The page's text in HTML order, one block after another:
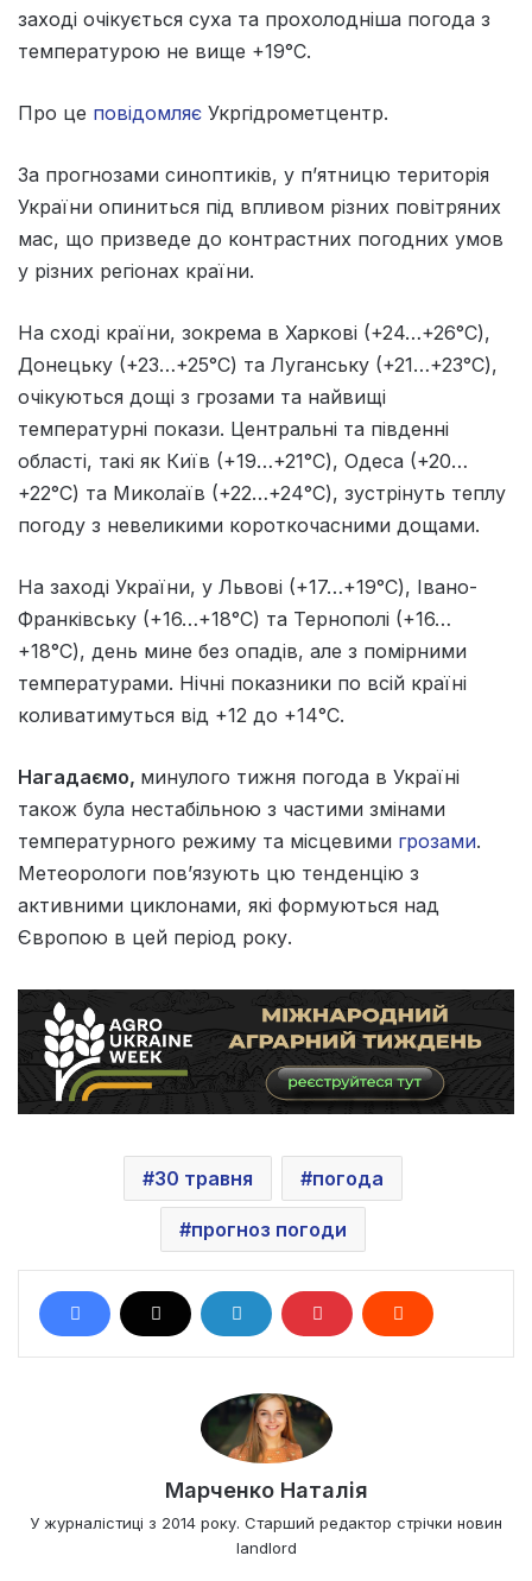
заході очікується суха та прохолодніша погода з
температурою не вище +19°С.
Про це повідомляє Укргідрометцентр.
За прогнозами синоптиків, у п’ятницю територія
України опиниться під впливом різних повітряних
мас, що призведе до контрастних погодних умов
у різних регіонах країни.
На сході країни, зокрема в Харкові (+24…+26°С),
Донецьку (+23…+25°С) та Луганську (+21…+23°С),
очікуються дощі з грозами та найвищі
температурні покази. Центральні та південні
області, такі як Київ (+19…+21°С), Одеса (+20…
+22°С) та Миколаїв (+22…+24°С), зустрінуть теплу
погоду з невеликими короткочасними дощами.
На заході України, у Львові (+17…+19°С), Івано-
Франківську (+16…+18°С) та Тернополі (+16…
+18°С), день мине без опадів, але з помірними
температурами. Нічні показники по всій країні
коливатимуться від +12 до +14°С.
Нагадаємо, минулого тижня погода в Україні
також була нестабільною з частими змінами
температурного режиму та місцевими грозами.
Метеорологи пов’язують цю тенденцію з
активними циклонами, які формуються над
Європою в цей період року.
30 травня погода
прогноз погоди
Марченко Наталія
У журналістиці з 2014 року. Старший редактор стрічки новин
landlord